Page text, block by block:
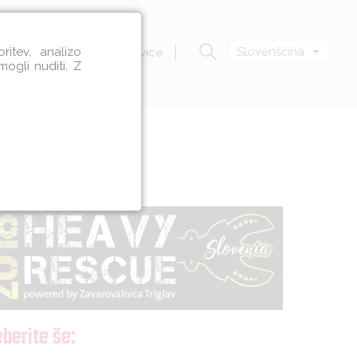
Zavod VOZIM Novice Slovenščina
še:
analizo
nuditi. Z